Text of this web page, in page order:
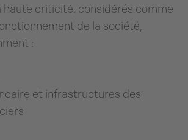
haute criticité, considérés comme
de la société,
:
et infrastructures des